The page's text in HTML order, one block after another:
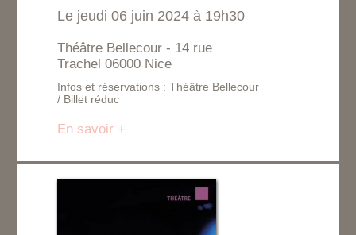
Le jeudi 06 juin 2024 à 19h30
Théâtre Bellecour - 14 rue
Trachel 06000 Nice
Infos et réservations : Théâtre Bellecour
/ Billet réduc
En savoir +